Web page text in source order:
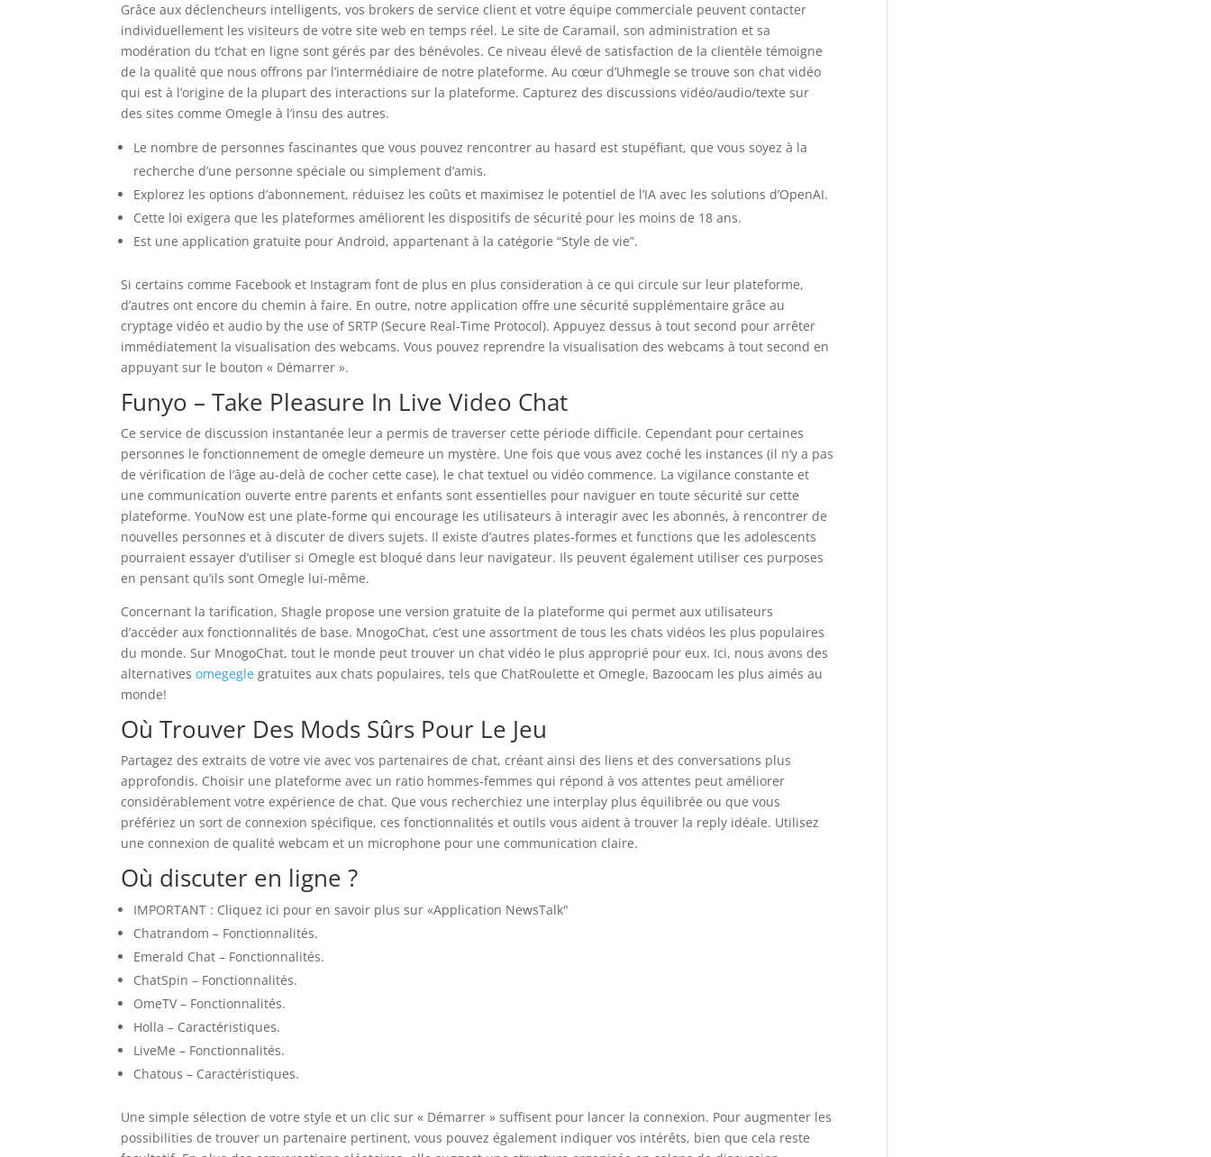
Grâce aux déclencheurs intelligents, vos brokers de service client et votre équipe commerciale peuvent contacter
individuellement les visiteurs de votre site web en temps réel. Le site de Caramail, son administration et sa
modération du t’chat en ligne sont gérés par des bénévoles. Ce niveau élevé de satisfaction de la clientèle témoigne
de la qualité que nous offrons par l’intermédiaire de notre plateforme. Au cœur d’Uhmegle se trouve son chat vidéo
qui est à l’origine de la plupart des interactions sur la plateforme. Capturez des discussions vidéo/audio/texte sur
des sites comme Omegle à l’insu des autres.
Le nombre de personnes fascinantes que vous pouvez rencontrer au hasard est stupéfiant, que vous soyez à la
recherche d’une personne spéciale ou simplement d’amis.
Explorez les options d’abonnement, réduisez les coûts et maximisez le potentiel de l’IA avec les solutions d’OpenAI.
Cette loi exigera que les plateformes améliorent les dispositifs de sécurité pour les moins de 18 ans.
Est une application gratuite pour Android, appartenant à la catégorie “Style de vie”.
Si certains comme Facebook et Instagram font de plus en plus consideration à ce qui circule sur leur plateforme,
d’autres ont encore du chemin à faire. En outre, notre application offre une sécurité supplémentaire grâce au
cryptage vidéo et audio by the use of SRTP (Secure Real-Time Protocol). Appuyez dessus à tout second pour arrêter
immédiatement la visualisation des webcams. Vous pouvez reprendre la visualisation des webcams à tout second en
appuyant sur le bouton « Démarrer ».
Funyo – Take Pleasure In Live Video Chat
Ce service de discussion instantanée leur a permis de traverser cette période difficile. Cependant pour certaines
personnes le fonctionnement de omegle demeure un mystère. Une fois que vous avez coché les instances (il n’y a pas
de vérification de l’âge au-delà de cocher cette case), le chat textuel ou vidéo commence. La vigilance constante et
une communication ouverte entre parents et enfants sont essentielles pour naviguer en toute sécurité sur cette
plateforme. YouNow est une plate-forme qui encourage les utilisateurs à interagir avec les abonnés, à rencontrer de
nouvelles personnes et à discuter de divers sujets. Il existe d’autres plates-formes et functions que les adolescents
pourraient essayer d’utiliser si Omegle est bloqué dans leur navigateur. Ils peuvent également utiliser ces purposes
en pensant qu’ils sont Omegle lui-même.
Concernant la tarification, Shagle propose une version gratuite de la plateforme qui permet aux utilisateurs
d’accéder aux fonctionnalités de base. MnogoChat, c’est une assortment de tous les chats vidéos les plus populaires
du monde. Sur MnogoChat, tout le monde peut trouver un chat vidéo le plus approprié pour eux. Ici, nous avons des
alternativesomegegle gratuites aux chats populaires, tels que ChatRoulette et Omegle, Bazoocam les plus aimés au
monde!
Où Trouver Des Mods Sûrs Pour Le Jeu
Partagez des extraits de votre vie avec vos partenaires de chat, créant ainsi des liens et des conversations plus
approfondis. Choisir une plateforme avec un ratio hommes-femmes qui répond à vos attentes peut améliorer
considérablement votre expérience de chat. Que vous recherchiez une interplay plus équilibrée ou que vous
préfériez un sort de connexion spécifique, ces fonctionnalités et outils vous aident à trouver la reply idéale. Utilisez
une connexion de qualité webcam et un microphone pour une communication claire.
Où discuter en ligne ?
IMPORTANT : Cliquez ici pour en savoir plus sur «Application NewsTalk"
Chatrandom – Fonctionnalités.
Emerald Chat – Fonctionnalités.
ChatSpin – Fonctionnalités.
OmeTV – Fonctionnalités.
Holla – Caractéristiques.
LiveMe – Fonctionnalités.
Chatous – Caractéristiques.
Une simple sélection de votre style et un clic sur « Démarrer » suffisent pour lancer la connexion. Pour augmenter les
possibilities de trouver un partenaire pertinent, vous pouvez également indiquer vos intérêts, bien que cela reste